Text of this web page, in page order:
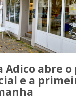
Adico abre
e a